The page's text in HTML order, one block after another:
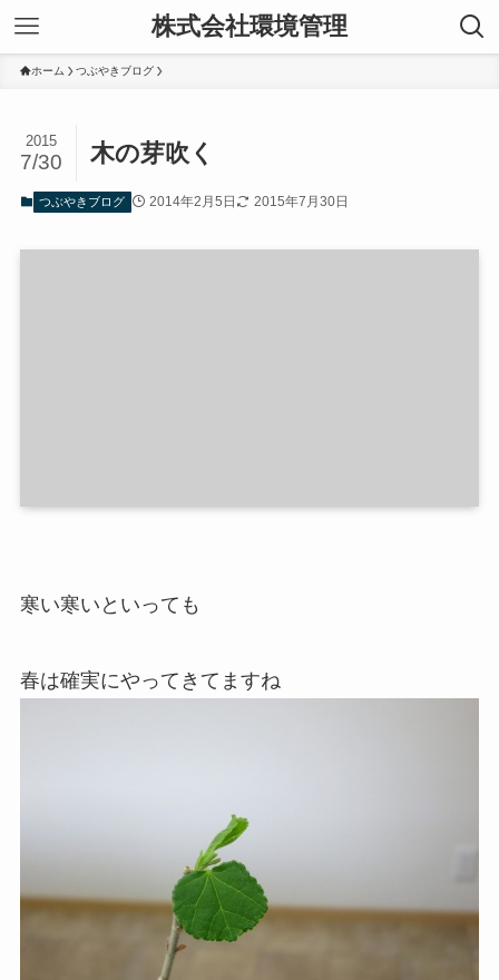
株式会社環境管理
ホーム つぶやきブログ
木の芽吹く
2015
7/30
つぶやきブログ 2014年2月5日 2015年7月30日
寒い寒いといっても
春は確実にやってきてますね